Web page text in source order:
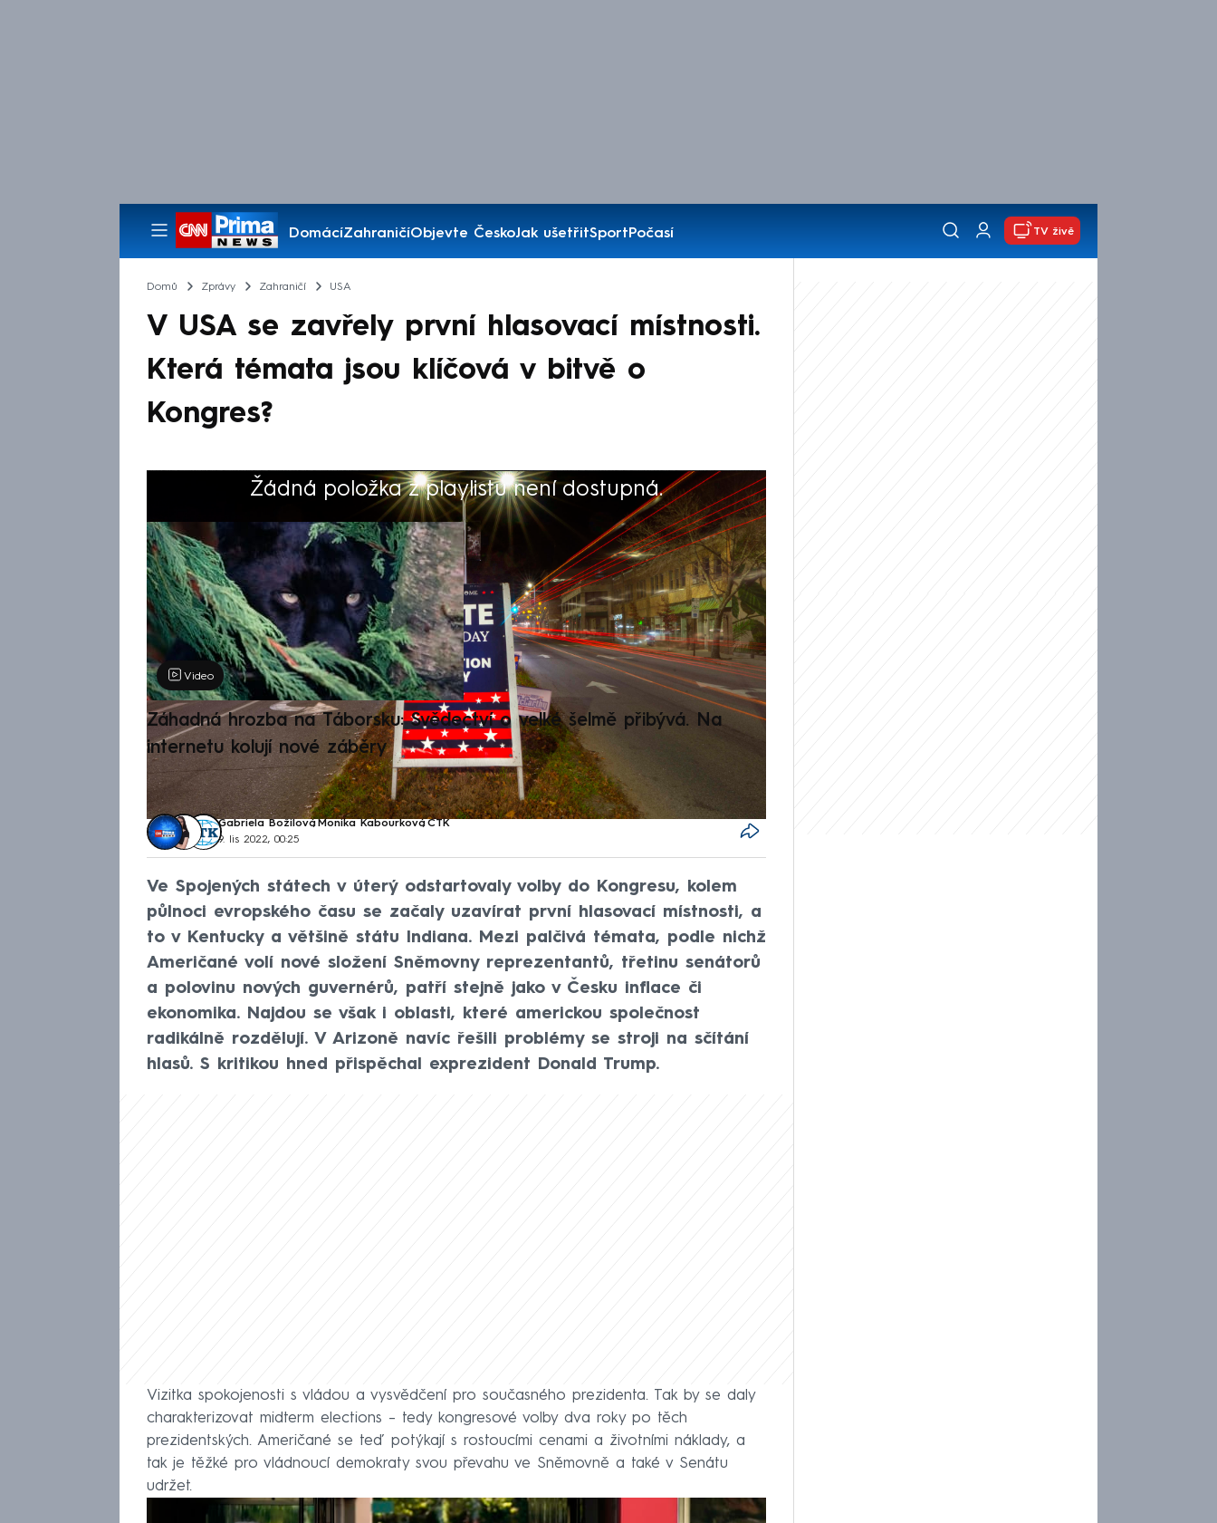
DomácíZahraničíObjevte ČeskoJak ušetřitSportPočasí
Pořady
TV živě
Domů Zprávy Zahraničí USA
V USA se zavřely první hlasovací místnosti.
Která témata jsou klíčová v bitvě o
Kongres?
Žádná položka z playlistu není dostupná.
Výběr redakce
Video
Záhadná hrozba na Táborsku: Svědectví o velké šelmě přibývá. Na
internetu kolují nové záběry
Gabriela Božilová, Monika Kabourková,ČTK
9. lis 2022, 00:25
Ve Spojených státech v úterý odstartovaly volby do Kongresu, kolem
půlnoci evropského času se začaly uzavírat první hlasovací místnosti, a
to v Kentucky a většině státu Indiana. Mezi palčivá témata, podle nichž
Američané volí nové složení Sněmovny reprezentantů, třetinu senátorů
a polovinu nových guvernérů, patří stejně jako v Česku inflace či
ekonomika. Najdou se však i oblasti, které americkou společnost
radikálně rozdělují. V Arizoně navíc řešili problémy se stroji na sčítání
hlasů. S kritikou hned přispěchal exprezident Donald Trump.
Vizitka spokojenosti s vládou a vysvědčení pro současného prezidenta. Tak by se daly
charakterizovat midterm elections – tedy kongresové volby dva roky po těch
prezidentských. Američané se teď potýkají s rostoucími cenami a životními náklady, a
tak je těžké pro vládnoucí demokraty svou převahu ve Sněmovně a také v Senátu
udržet.